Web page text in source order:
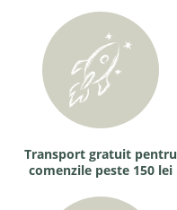
Transport gratuit pentru
comenzile peste 150 lei